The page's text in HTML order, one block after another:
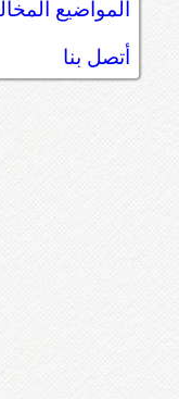
المواضيع
أتصل بنا